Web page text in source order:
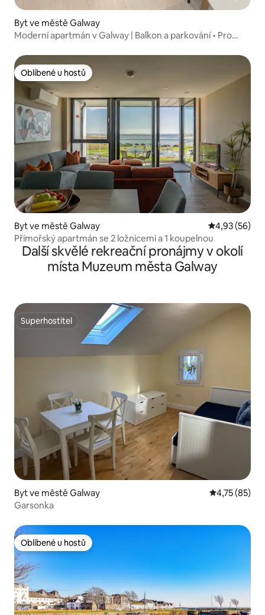
Byt ve městě Galway
Moderní apartmán v Galway | Balkon a parkování • Pro
Oblíbené u hostů
Oblíbené u hostů
Byt ve městě Galway Průměrné
4,93 (56)
Přímořský apartmán se 2 ložnicemi a 1 koupelnou
Další skvělé rekreační pronájmy v okolí
místa Muzeum města Galway
Superhostitel
Superhostitel
Byt ve městě Galway Průměrné
4,75 (85)
Garsonka
Oblíbené u hostů
Oblíbené u hostů